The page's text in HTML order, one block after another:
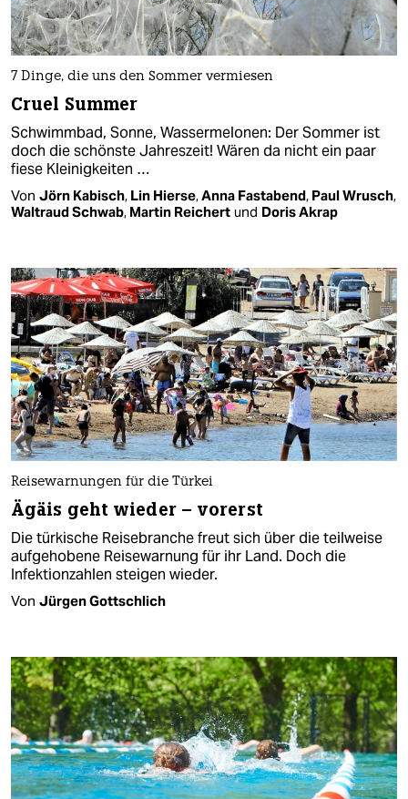
7 Dinge, die uns den Sommer vermiesen
Cruel Summer
Schwimmbad, Sonne, Wassermelonen: Der Sommer ist
doch die schönste Jahreszeit! Wären da nicht ein paar
fiese Kleinigkeiten …
Von Jörn Kabisch, Lin Hierse,Anna Fastabend, Paul Wrusch,
Waltraud Schwab, Martin Reichert und Doris Akrap
Reisewarnungen für die Türkei
Ägäis geht wieder – vorerst
Die türkische Reisebranche freut sich über die teilweise
aufgehobene Reisewarnung für ihr Land. Doch die
Infektionzahlen steigen wieder.
Von Jürgen Gottschlich